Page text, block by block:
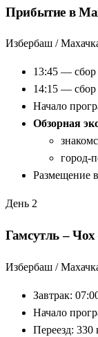
Прибытие в
Избербаш /
13:45 — сбор
14:15 — сбор
Начало
Обзорная
город-
Размещение
День 2
Гамсутль – Чох
Избербаш /
Завтрак:
Начало
Переезд: 330